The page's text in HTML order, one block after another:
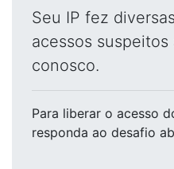
Seu IP fez
acessos
conosco.
Para liberar o acesso
responda ao desafio